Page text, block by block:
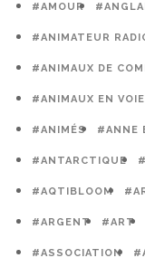
#AMOUR
#ANIMATEUR
#ANIMAUX DE
#ANIMAUX EN
#ANIMÉS #ANNE
#ANTARCTIQUE
#AQTIBLOOM
#ARGENT #ART
#ASSOCIATION